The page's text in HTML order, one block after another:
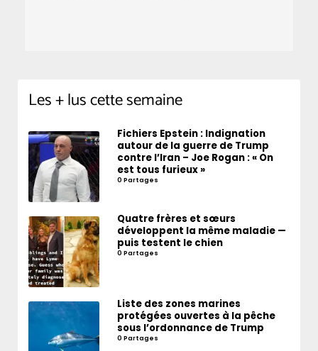
Les + lus cette semaine
Fichiers Epstein : Indignation
autour de la guerre de Trump
contre l’Iran – Joe Rogan : « On
est tous furieux »
0 Partages
Quatre frères et sœurs
développent la même maladie —
puis testent le chien
0 Partages
Liste des zones marines
protégées ouvertes à la pêche
sous l’ordonnance de Trump
0 Partages